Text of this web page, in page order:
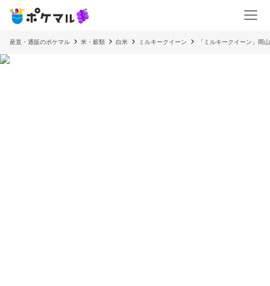
産直・通販のポケマル 米・穀類 白米 ミルキークイーン 「ミルキークイーン」岡